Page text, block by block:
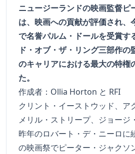
ニュージーランドの映画監督ピ
は、映画への貢献が評価され、
で名誉パルム・ドールを受賞す
ド・オブ・ザ・リング三部作の
のキャリアにおける最大の特権
た。
作成者：Ollia Horton と RFI
クリント・イーストウッド、ア
メリル・ストリープ、ジョージ
昨年のロバート・デ・ニーロに
の映画祭でピーター・ジャクソ